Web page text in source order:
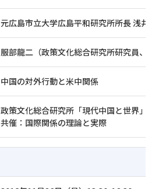
元広島市立大学広島平和研究所所長 浅井
服部龍二（政策文化総合研究所研究員、
中国の対外行動と米中関係
政策文化総合研究所「現代中国と世界」
共催：国際関係の理論と実際